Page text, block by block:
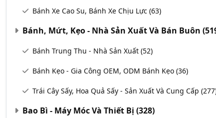
Bánh Xe Cao Su, Bánh Xe Chịu Lực (63)
Bánh, Mứt, Kẹo - Nhà Sản Xuất Và Bán Buôn
Bánh Trung Thu - Nhà Sản Xuất (52)
Bánh Kẹo - Gia Công OEM, ODM Bánh Kẹo (36)
Trái Cây Sấy, Hoa Quả Sấy - Sản Xuất Và Cung Cấp
Bao Bì - Máy Móc Và Thiết Bị (328)